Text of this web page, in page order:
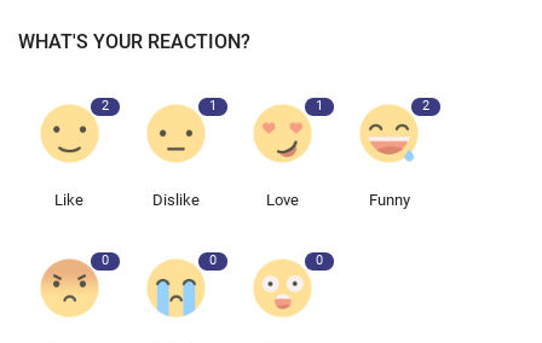
WHAT'S YOUR REACTION?
2
Like
1
Dislike
1
Love
2
Funny
0 0 0